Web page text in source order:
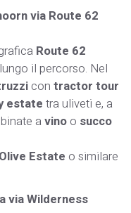
via Route 62
Route 62
lungo il percorso. Nel
contractor tour
estate tra uliveti e, a
avino o succo
Estate o similare
via Wilderness